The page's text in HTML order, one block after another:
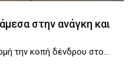
στην ανάγκη και
την κοπή δένδρου στο...